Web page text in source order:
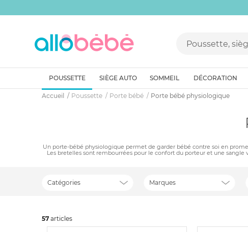
POUSSETTE SIÈGE AUTO SOMMEIL DÉCORATION
Accueil Poussette Porte bébé Porte bébé physiologique
Un porte-bébé physiologique permet de garder bébé contre soi en
Les bretelles sont rembourrées pour le confort du porteur et une sangle
Catégories Marques
57 articles